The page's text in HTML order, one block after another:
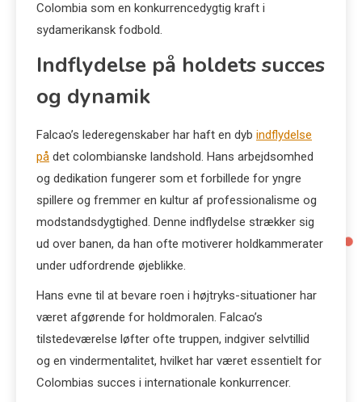
Colombia som en konkurrencedygtig kraft i
sydamerikansk fodbold.
Indflydelse på holdets succes
og dynamik
Falcao’s lederegenskaber har haft en dyb indflydelse
på det colombianske landshold. Hans arbejdsomhed
og dedikation fungerer som et forbillede for yngre
spillere og fremmer en kultur af professionalisme og
modstandsdygtighed. Denne indflydelse strækker sig
ud over banen, da han ofte motiverer holdkammerater
under udfordrende øjeblikke.
Hans evne til at bevare roen i højtryks-situationer har
været afgørende for holdmoralen. Falcao’s
tilstedeværelse løfter ofte truppen, indgiver selvtillid
og en vindermentalitet, hvilket har været essentielt for
Colombias succes i internationale konkurrencer.